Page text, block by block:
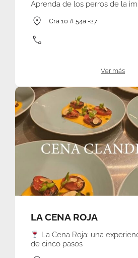
Aprenda de los perros de la
Cra 10 # 54a -27
Ver más
LA CENA ROJA
La Cena Roja: una
de cinco pasos